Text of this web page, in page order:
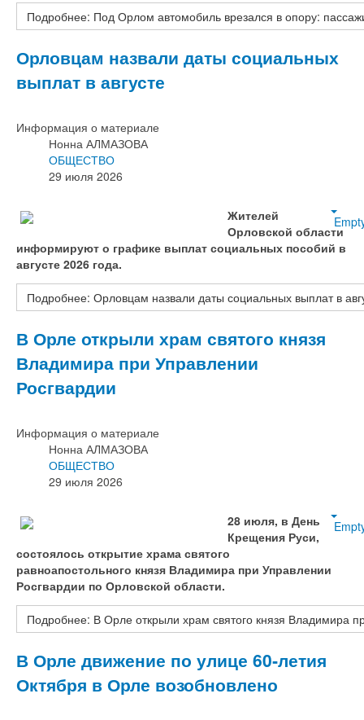
Подробнее: Под Орлом автомобиль врезался в опору:
Орловцам назвали даты социальных
выплат в августе
Информация о материале
Нонна АЛМАЗОВА
ОБЩЕСТВО
29 июля 2026
Жителей
Орловской области
информируют о графике выплат социальных пособий в
августе 2026 года.
Подробнее: Орловцам назвали даты социальных выплат в
В Орле открыли храм святого князя
Владимира при Управлении
Росгвардии
Информация о материале
Нонна АЛМАЗОВА
ОБЩЕСТВО
29 июля 2026
28 июля, в День
Крещения Руси,
состоялось открытие храма святого
равноапостольного князя Владимира при Управлении
Росгвардии по Орловской области.
Подробнее: В Орле открыли храм святого князя Владимира
В Орле движение по улице 60‑летия
Октября в Орле возобновлено